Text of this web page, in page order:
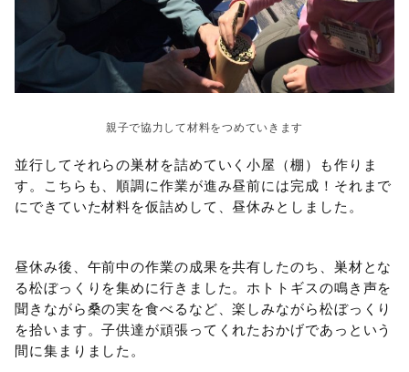
親子で協力して材料をつめていきます
並行してそれらの巣材を詰めていく小屋（棚）も作りま
す。こちらも、順調に作業が進み昼前には完成！それまで
にできていた材料を仮詰めして、昼休みとしました。
昼休み後、午前中の作業の成果を共有したのち、巣材とな
る松ぼっくりを集めに行きました。ホトトギスの鳴き声を
聞きながら桑の実を食べるなど、楽しみながら松ぼっくり
を拾います。子供達が頑張ってくれたおかげであっという
間に集まりました。